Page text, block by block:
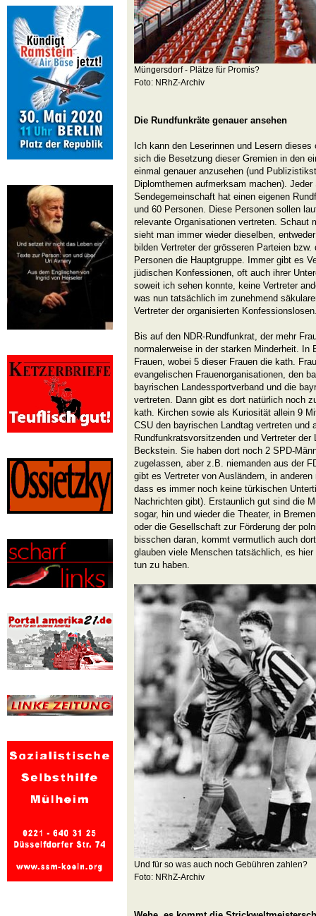
Müngersdorf - Plätze für Promis?
Foto: NRhZ-Archiv
Die Rundfunkräte genauer ansehen
Ich kann den Leserinnen und Lesern
sich die Besetzung dieser Gremien in den
einmal genauer anzusehen (und
Diplomthemen aufmerksam machen). Jeder
Sendegemeinschaft hat einen eigenen
und 60 Personen. Diese Personen sollen
relevante Organisationen vertreten. Schaut
sieht man immer wieder dieselben,
bilden Vertreter der grösseren Parteien
Personen die Hauptgruppe. Immer gibt es
jüdischen Konfessionen, oft auch ihrer
soweit ich sehen konnte, keine Vertreter
was nun tatsächlich im zunehmend
Vertreter der organisierten
Bis auf den NDR-Rundfunkrat, der mehr
normalerweise in der starken Minderheit. In
Frauen, wobei 5 dieser Frauen die kath.
evangelischen Frauenorganisationen, den
bayrischen Landessportverband und die
vertreten. Dann gibt es dort natürlich noch
kath. Kirchen sowie als Kuriosität allein 9
CSU den bayrischen Landtag vertreten und
Rundfunkratsvorsitzenden und Vertreter der
Beckstein. Sie haben dort noch 2 SPD-
zugelassen, aber z.B. niemanden aus der
gibt es Vertreter von Ausländern, in
dass es immer noch keine türkischen
Nachrichten gibt). Erstaunlich gut sind die
sogar, hin und wieder die Theater, in
oder die Gesellschaft zur Förderung der
bisschen daran, kommt vermutlich auch
glauben viele Menschen tatsächlich, es
tun zu haben.
Und für so was auch noch Gebühren zahlen?
Foto: NRhZ-Archiv